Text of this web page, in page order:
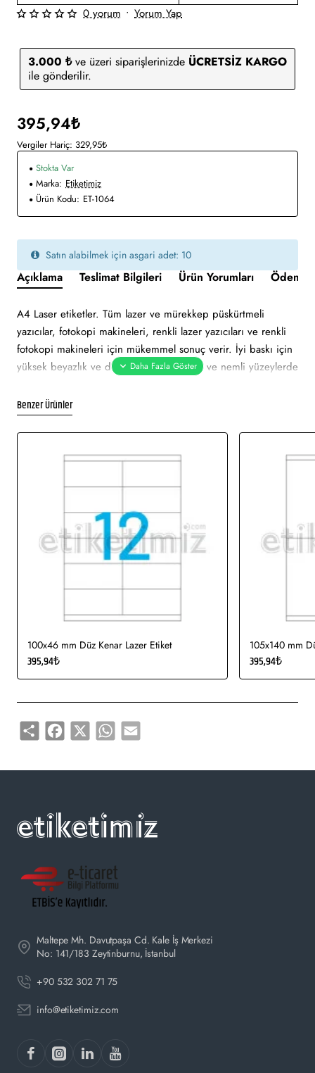
3.000 ₺ve üzeri siparişlerinizde ÜCRETSİZ KARGO
ile gönderilir.
0 yorum • Yorum Yap
395,94₺
Vergiler Hariç: 329,95₺
Stokta Var
Marka: Etiketimiz
Ürün Kodu: ET-1064
Satın alabilmek için asgari adet: 10
Açıklama Teslimat Bilgileri Ürün Yorumları Ödeme
A4 Laser etiketler. Tüm lazer ve mürekkep püskürtmeli
yazıcılar, fotokopi makineleri, renkli lazer yazıcıları ve renkli
fotokopi makineleri için mükemmel sonuç verir. İyi baskı için
yüksek beyazlık ve düzgün yüzey. Soğuk ve nemli yüzeylerde
sürdürülebilir FSC sertifikalıdır. Etiketler atık kağıt, geri
dönüşümlü karton ambalaj ile% 100 geri dönüştürülebilir.
Etiket beyaz renklidir. Tüm lazer ve mürekkep püskürtmeli
yazıcılarda sorunsuz yazdırmayı onaylar. Soğuk ve nemli
net baskı alınır.
Benzer Ürünler
100x46 mm Düz Kenar Lazer Etiket
395,94₺
105x140 mm
395,94₺
Share Facebook
X WhatsApp
Email
Maltepe Mh. Davutpaşa Cd. Kale İş Merkezi
No: 141/183 Zeytinburnu, İstanbul
+90 532 302 71 75
info@etiketimiz.com